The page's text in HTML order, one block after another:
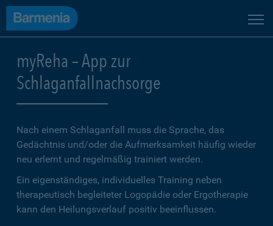
myReha – App zur
Schlaganfallnachsorge
Nach einem Schlaganfall muss die Sprache, das
Gedächtnis und/oder die Aufmerksamkeit häufig wieder
neu erlernt und regelmäßig trainiert werden.
Ein eigenständiges, individuelles Training neben
therapeutisch begleiteter Logopädie oder Ergotherapie
kann den Heilungsverlauf positiv beeinflussen.